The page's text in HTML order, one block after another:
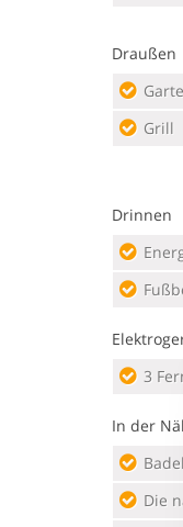
Draußen
Grill
Drinnen
3
In der
Die